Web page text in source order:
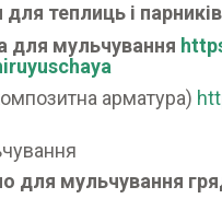
теплиць і парників
для мульчування
арматура)
для мульчування